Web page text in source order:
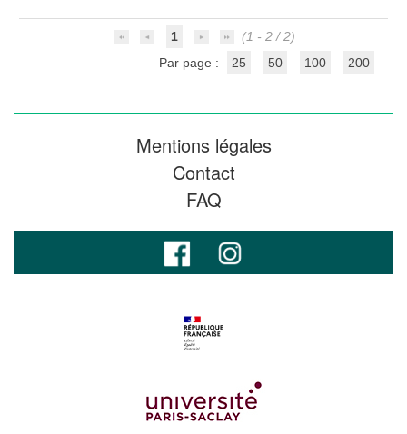
1
(1 - 2 / 2)
Par page :
25 50 100 200
Mentions légales
Contact
FAQ